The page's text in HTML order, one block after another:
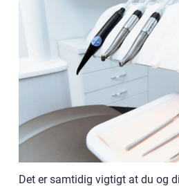
Det er samtidig vigtigt at du og